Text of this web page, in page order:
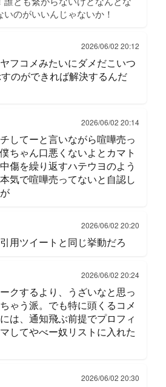
いのがいいんじゃないか！
2026/06/02 20:12
フコメみたいにダメだこいつ
のができれば解決するんだ
2026/06/02 20:14
してーと言いながら喧嘩売っ
ちゃん口悪くないよとカマト
傷を繰り返すハテウヨのよう
気で喧嘩売ってないと自認し
2026/06/02 20:20
用ツイートと同じ挙動だろ
2026/06/02 20:24
クするより、うざいなと思っ
ゃう派。でも特に頭くるコメ
は、通知飛ぶ前提でプロフィ
してやべー奴リストに入れた
2026/06/02 20:30